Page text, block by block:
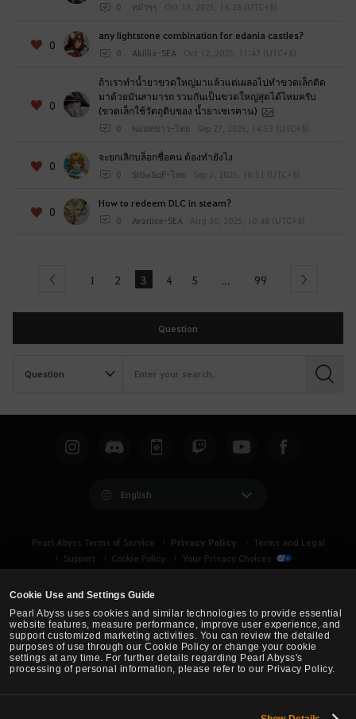
Cookie Use and Settings Guide
Pearl Abyss uses cookies and similar technologies to provide essential
website features, measure performance, improve user experience, and
support customized marketing activities. You can review the detailed
purposes of use through our Cookie Policy or change your cookie
settings at any time. For further details regarding Pearl Abyss's
processing of personal information, please refer to our Privacy Policy.
0 หม่ำๆๆ Oct 13, 2025, 16:28 (UTC+8)
0
any lightstone combination for edania castles?
0 Akillia-SEA Oct 12, 2025, 11:47 (UTC+8)
0
ถ้าเราทำน้ำยาขวดใหญ่มาแล้วแต่เผลอไปทำขวดเล็กติด
มาด้วยมันสามารถ รวมกันเป็นขวดใหญ่สุดได้ไหมครับ
(ขวดเล็กใช้วัตถุดิบของ น้ำยาเซเรคาน)
0 พ่อมดขาว-ไทย Sep 27, 2025, 14:53 (UTC+8)
0
จะยกเลิกบล็อกชื่อคน ต้องทำยังไง
0 SiG๐SuP-ไทย Sep 3, 2025, 18:51 (UTC+8)
0
How to redeem DLC in steam?
0 Avariice-SEA Aug 30, 2025, 10:48 (UTC+8)
Previous 1 2 3 4 5 ... 99 Next
Question
S
a
English
Pearl Abyss Terms of Service Privacy Policy
Terms and Legal
Support
Cookie Policy Your Privacy Choices